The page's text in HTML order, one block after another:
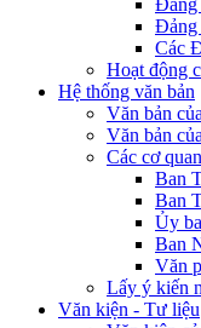
Đảng
Các
Hoạt động
Hệ thống văn bản
Văn bản
Văn bản
Các cơ
Ban
Ban
Ủy
Ban
Văn
Lấy ý kiến
Văn kiện - Tư liệu